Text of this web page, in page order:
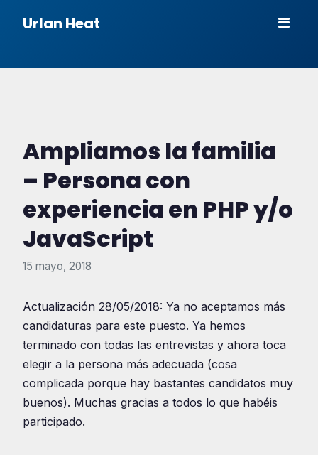
Urlan Heat
Ampliamos la familia
– Persona con
experiencia en PHP y/o
JavaScript
15 mayo, 2018
Actualización 28/05/2018: Ya no aceptamos más
candidaturas para este puesto. Ya hemos
terminado con todas las entrevistas y ahora toca
elegir a la persona más adecuada (cosa
complicada porque hay bastantes candidatos muy
buenos). Muchas gracias a todos lo que habéis
participado.